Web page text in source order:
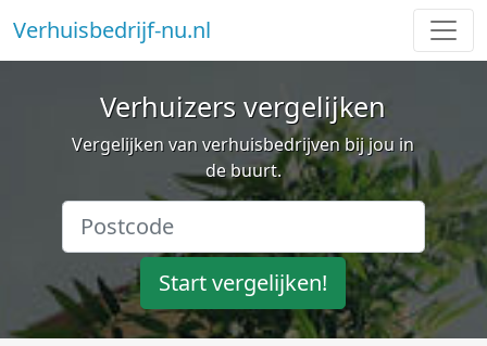
Verhuisbedrijf-nu.nl
Verhuizers vergelijken
Vergelijken van verhuisbedrijven bij jou in
de buurt.
Start vergelijken!